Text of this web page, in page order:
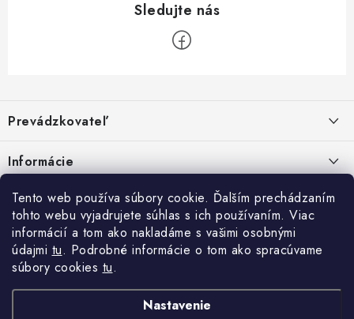
Tento web používa súbory cookie. Ďalším prechádzaním
tohto webu vyjadrujete súhlas s ich používaním. Viac
informácií a tom ako nakladáme s vašimi osobnými
údajmi tu. Podrobné informácie o tom ako spracúvame
súbory cookies tu.
Nastavenie
p
ä
t
Prevádzkovateľ
Malinová 49
IČO: 34670602
DIČ: 1020448297
IČ DPH: SK1020448297
Informácie
Kontakty
Doprava a platba
Obchodné podmienky
Facebook